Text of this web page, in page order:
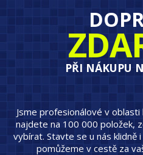
PŘI NÁKUPU
Jsme profesionálové v
najdete na 100 000 položek,
vybírat. Stavte se u nás klidně
pomůžeme v cestě za